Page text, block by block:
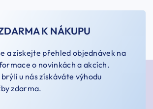
K NÁKUPU
a získejte přehled objednávek na
o novinkách a akcích.
u nás získáváte výhodu
zdarma.